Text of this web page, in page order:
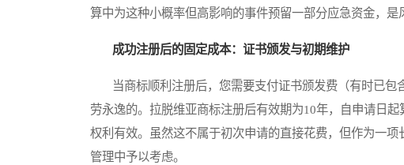
算中为这种小概率但高影响的事件预留一部分应急资金，是
成功注册后的固定成本：证书颁发与初期维护
当商标顺利注册后，您需要支付证书颁发费（有时已包
劳永逸的。拉脱维亚商标注册后有效期为10年，自申请日
权利有效。虽然这不属于初次申请的直接花费，但作为一
管理中予以考虑。